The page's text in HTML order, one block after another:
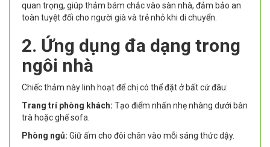
quan trọng, giúp thảm bám chắc vào sàn nhà, đảm bảo an
toàn tuyệt đối cho người già và trẻ nhỏ khi di chuyển.
2. Ứng dụng đa dạng trong
ngôi nhà
Chiếc thảm này linh hoạt để chị có thể đặt ở bất cứ đâu:
Trang trí phòng khách: Tạo điểm nhấn nhẹ nhàng dưới bàn
trà hoặc ghế sofa.
Phòng ngủ: Giữ ấm cho đôi chân vào mỗi sáng thức dậy.